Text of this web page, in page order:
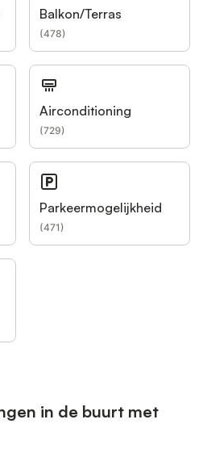
Balkon/Terras
(478)
Airconditioning
(729)
Parkeermogelijkheid
(471)
in de buurt met